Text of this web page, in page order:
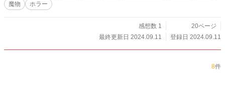
魔物
ホラー
感想数 1
20ページ
最終更新日 2024.09.11
登録日 2024.09.11
8件